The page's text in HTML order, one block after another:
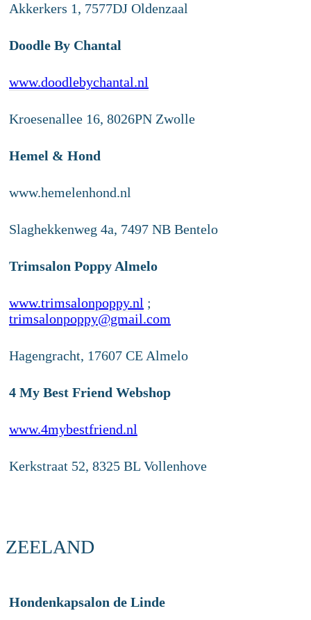
Akkerkers 1, 7577DJ Oldenzaal
Doodle By Chantal
www.doodlebychantal.nl
Kroesenallee 16, 8026PN Zwolle
Hemel & Hond
www.hemelenhond.nl
Slaghekkenweg 4a, 7497 NB Bentelo
Trimsalon Poppy Almelo
www.trimsalonpoppy.nl ;
trimsalonpoppy@gmail.com
Hagengracht, 17607 CE Almelo
4 My Best Friend Webshop
www.4mybestfriend.nl
Kerkstraat 52, 8325 BL Vollenhove
ZEELAND
Hondenkapsalon de Linde